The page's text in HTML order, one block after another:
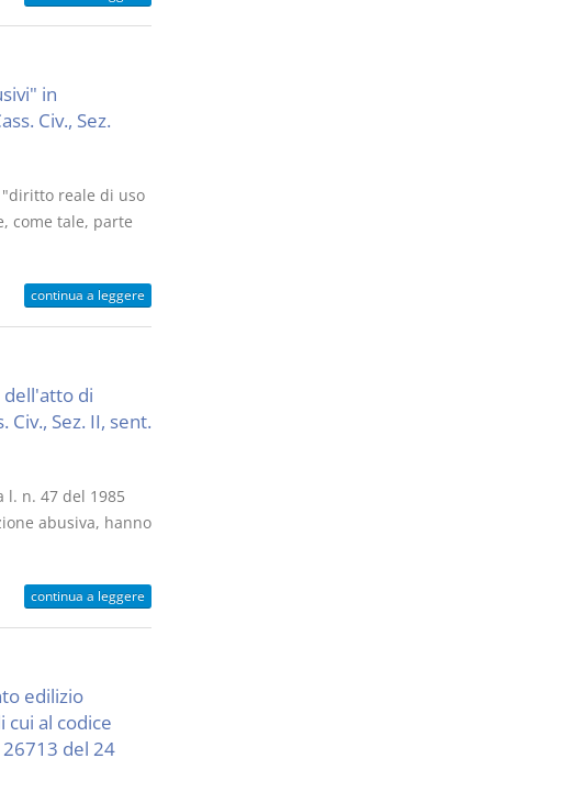
in
Civ., Sez.
"diritto reale di uso
come tale, parte
continua a leggere
dell'atto di
Sez. II, sent.
l. n. 47 del 1985
abusiva, hanno
continua a leggere
edilizio
al codice
26713 del 24